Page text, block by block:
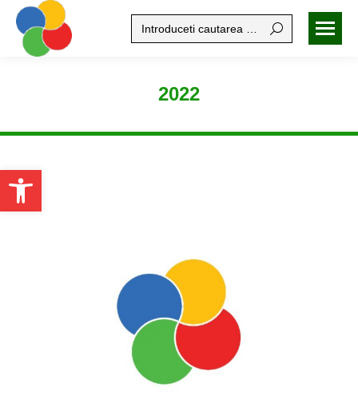
Open toolbar
Search:
2022